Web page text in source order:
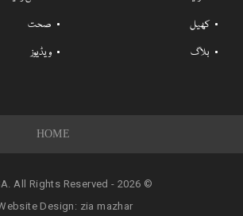
کھیل
صحت
بلاگ
ویڈیوز
HOME
© 2026 - VOSA. All Rights Reserved.
Design: zia mazhar